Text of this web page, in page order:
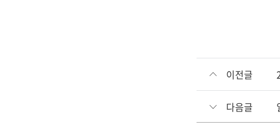
이전글
다음글